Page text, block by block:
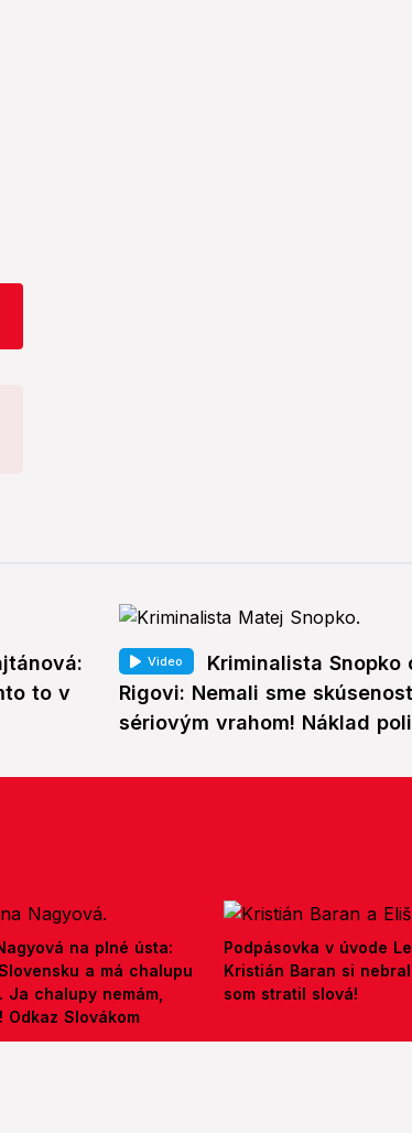
to v
Video
Kriminalista Snopko
Rigovi: Nemali sme
sériovým vrahom! Náklad
na plné ústa:
a má chalupu
Ja chalupy nemám,
Odkaz Slovákom
Podpásovka v úvode
Kristián Baran si
som stratil slová!